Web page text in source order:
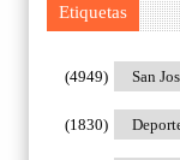
Etiquetas
San
(4949)
(1830)